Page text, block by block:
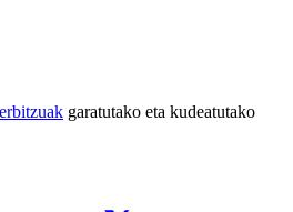
garatutako eta kudeatutako